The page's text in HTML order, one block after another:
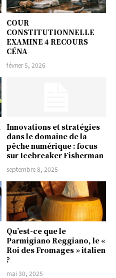
COUR
CONSTITUTIONNELLE
EXAMINE 4 RECOURS
CÉNA
février 5, 2026
Innovations et stratégies
dans le domaine de la
pêche numérique : focus
sur Icebreaker Fisherman
septembre 8, 2025
Qu’est-ce que le
Parmigiano Reggiano, le «
Roi des Fromages » italien
?
mai 30, 2025